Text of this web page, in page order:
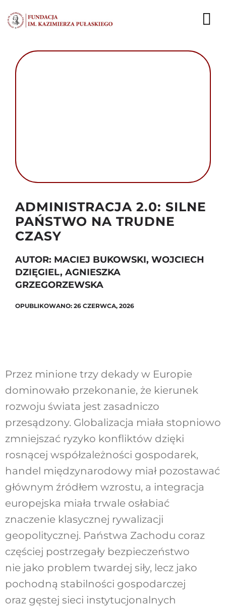
do
zawartości
KONTAKT
Szukaj
ADMINISTRACJA 2.0: SILNE
PAŃSTWO NA TRUDNE
CZASY
AUTOR: MACIEJ BUKOWSKI, WOJCIECH
DZIĘGIEL, AGNIESZKA
GRZEGORZEWSKA
OPUBLIKOWANO: 26 CZERWCA, 2026
Przez minione trzy dekady w Europie
dominowało przekonanie, że kierunek
rozwoju świata jest zasadniczo
przesądzony. Globalizacja miała stopniowo
zmniejszać ryzyko konfliktów dzięki
rosnącej współzależności gospodarek,
handel międzynarodowy miał pozostawać
głównym źródłem wzrostu, a integracja
europejska miała trwale osłabiać
znaczenie klasycznej rywalizacji
geopolitycznej. Państwa Zachodu coraz
częściej postrzegały bezpieczeństwo
nie jako problem twardej siły, lecz jako
pochodną stabilności gospodarczej
oraz gęstej sieci instytucjonalnych